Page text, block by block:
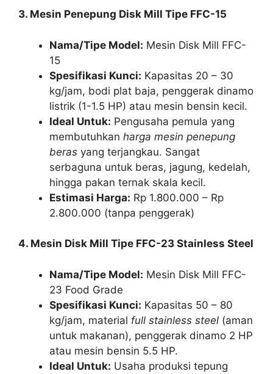
3. Mesin Penepung Disk Mill Tipe FFC-15
Nama/Tipe Model: Mesin Disk Mill FFC-
15
Spesifikasi Kunci: Kapasitas 20 – 30
kg/jam, bodi plat baja, penggerak dinamo
listrik (1-1.5 HP) atau mesin bensin kecil.
Ideal Untuk: Pengusaha pemula yang
membutuhkan harga mesin penepung
beras yang terjangkau. Sangat
serbaguna untuk beras, jagung, kedelah,
hingga pakan ternak skala kecil.
Estimasi Harga: Rp 1.800.000 – Rp
2.800.000 (tanpa penggerak)
4. Mesin Disk Mill Tipe FFC-23 Stainless Steel
Nama/Tipe Model: Mesin Disk Mill FFC-
23 Food Grade
Spesifikasi Kunci: Kapasitas 50 – 80
kg/jam, material full stainless steel (aman
untuk makanan), penggerak dinamo 2 HP
atau mesin bensin 5.5 HP.
Ideal Untuk: Usaha produksi tepung